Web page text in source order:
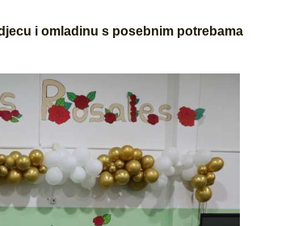
i omladinu s posebnim potrebama